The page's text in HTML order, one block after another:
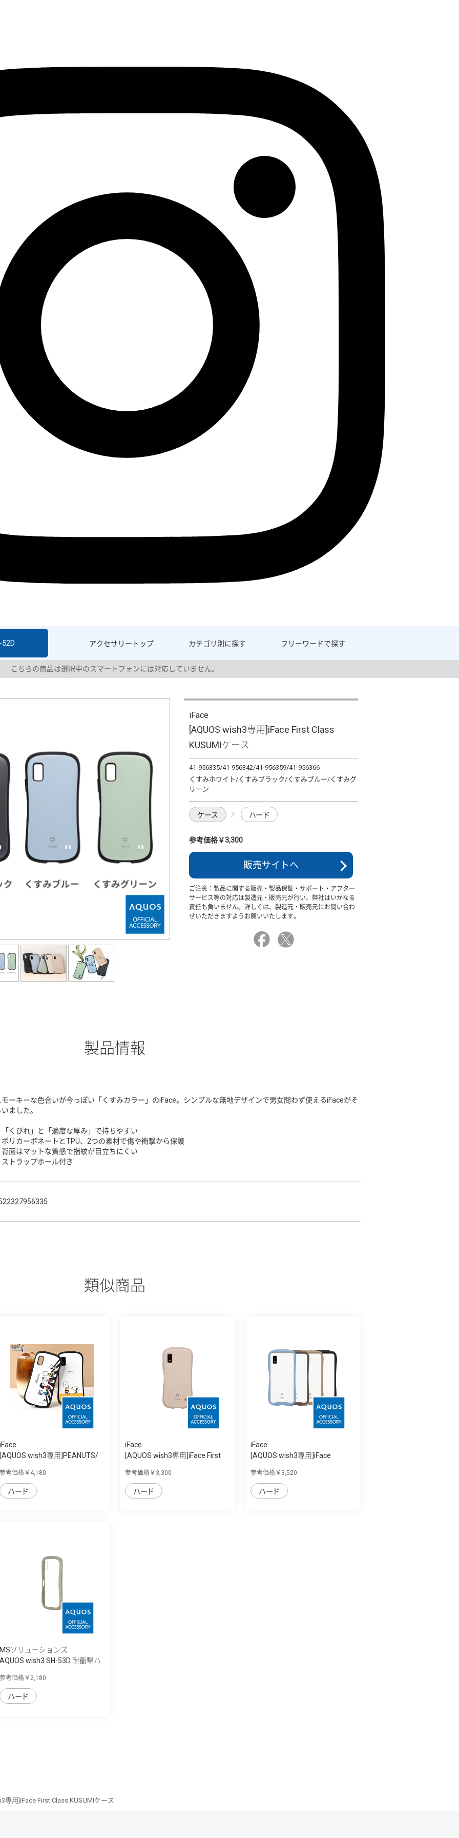
アクセサリー トップ カテゴリ別に探す フリーワードで探す
こちらの商品は選択中のスマートフォンには対応していません。
iFace
[AQUOS wish3専用]iFace First Class
KUSUMIケース
41-956335/41-956342/41-956359/41-956366
くすみホワイト/くすみブラック/くすみブルー/くすみグ
リーン
ケース ハード
参考価格￥3,300
販売サイトへ
ご注意：製品に関する販売・製品保証・サポート・アフター
サービス等の対応は製造元・販売元が行い、弊社はいかなる
責任も負いません。詳しくは、製造元・販売元にお問い合わ
せいただきますようお願いいたします。
製品情報
モーキーな色合いが今っぽい「くすみカラー」のiFace。シンプルな無地デザインで男女問わず使えるiFaceがそ
ました。
「くびれ」と「適度な厚み」で持ちやすい
ポリカーボネートとTPU、2つの素材で傷や衝撃から保護
背面はマットな質感で指紋が目立ちにくい
ストラップホール付き
類似商品
iFace
[AQUOS wish3専用]PEANUTS/
参考価格￥4,180
ハード
iFace
[AQUOS wish3専用]iFace First
参考価格￥3,300
ハード
iFace
[AQUOS wish3専用]iFace
参考価格￥3,520
ハード
MSソリューションズ
AQUOS wish3 SH-53D 耐衝撃ハ
参考価格￥2,180
ハード
専用]iFace First Class KUSUMIケース